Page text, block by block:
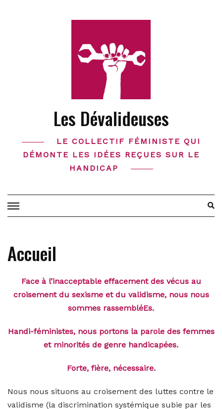
Les Dévalideuses
LE COLLECTIF FÉMINISTE QUI
DÉMONTE LES IDÉES REÇUES SUR LE
HANDICAP
Accueil
Face à l’inacceptable effacement des vécus au
croisement du sexisme et du validisme, nous nous
sommes rassembléEs.
Handi-féministes, nous portons la parole des femmes
et minorités de genre handicapées.
Forte, fière, nécessaire.
Nous nous situons au croisement des luttes contre le
validisme (la discrimination systémique subie par les